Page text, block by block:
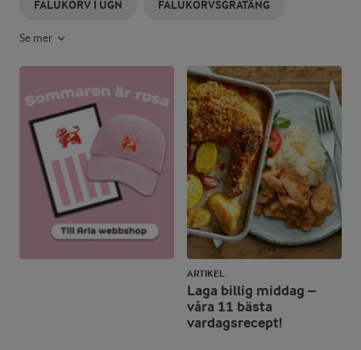
FALUKORV I UGN FALUKORVSGRATÄNG
Se mer
ARTIKEL
Laga billig middag –
våra 11 bästa
vardagsrecept!